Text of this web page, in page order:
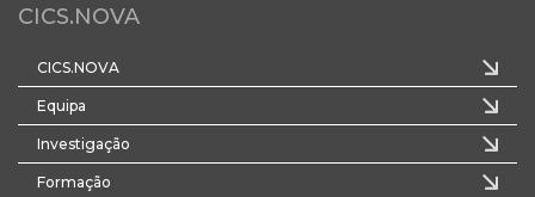
CICS.NOVA
CICS.NOVA
Equipa
Investigação
Formação